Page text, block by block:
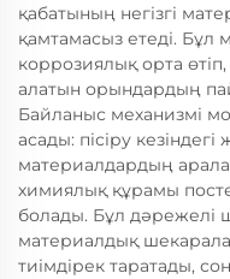
қабатының негізгі
қамтамасыз етеді. Бұл
коррозиялық орта
алатын орындардың
Байланыс механизмі
асады: пісіру
материалдардың
химиялық құрамы
болады. Бұл дәрежелі
материалдық
тиімдірек таратады,